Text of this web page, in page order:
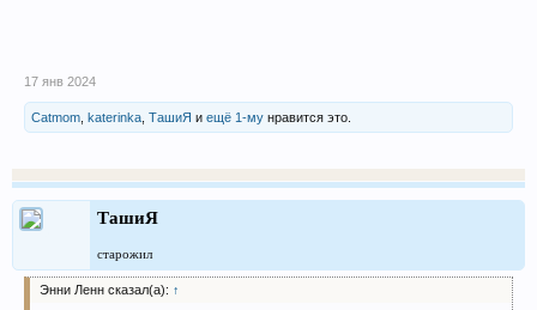
17 янв 2024
Catmom katerinka ТашиЯ и ещё 1-му нравится это.
ТашиЯ
старожил
Энни Ленн сказал(а): ↑